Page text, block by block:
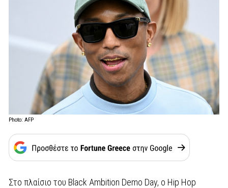
Photo: AFP
Στο πλαίσιο του Black Ambition Demo Day, ο Hip Hop